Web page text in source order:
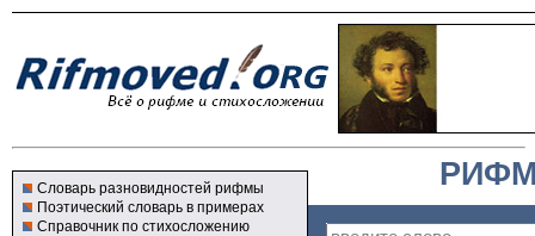
Словарь разновидностей рифмы
Поэтический словарь в примерах
Справочник по стихосложению